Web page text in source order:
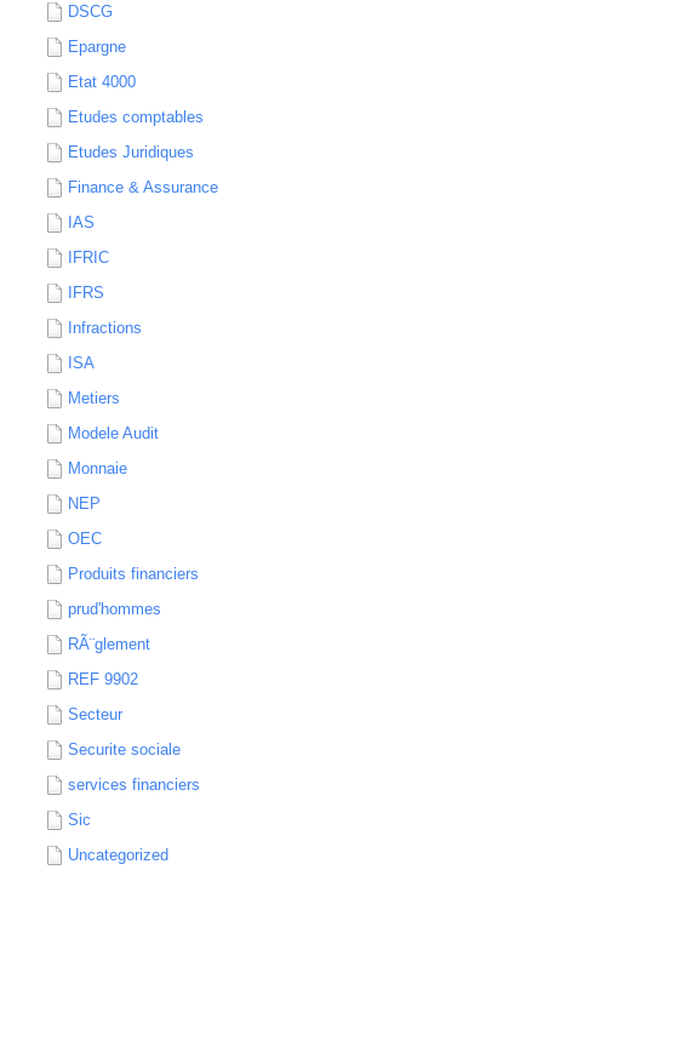
DSCG
Epargne
Etat 4000
Etudes comptables
Etudes Juridiques
Finance & Assurance
IAS
IFRIC
IFRS
Infractions
ISA
Metiers
Modele Audit
Monnaie
NEP
OEC
Produits financiers
prud'hommes
RÃ¨glement
REF 9902
Secteur
Securite sociale
services financiers
Sic
Uncategorized